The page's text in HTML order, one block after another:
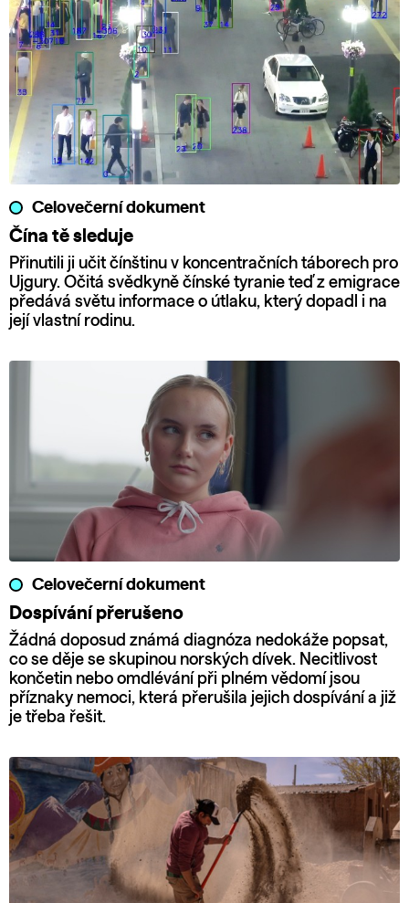
Celovečerní dokument
Čína tě sleduje
Přinutili ji učit čínštinu v koncentračních táborech pro
Ujgury. Očitá svědkyně čínské tyranie teď z emigrace
předává světu informace o útlaku, který dopadl i na
její vlastní rodinu.
Celovečerní dokument
Dospívání přerušeno
Žádná doposud známá diagnóza nedokáže popsat,
co se děje se skupinou norských dívek. Necitlivost
končetin nebo omdlévání při plném vědomí jsou
příznaky nemoci, která přerušila jejich dospívání a již
je třeba řešit.